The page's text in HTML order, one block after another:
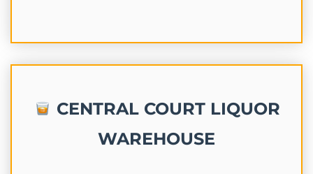
CENTRAL COURT LIQUOR
WAREHOUSE